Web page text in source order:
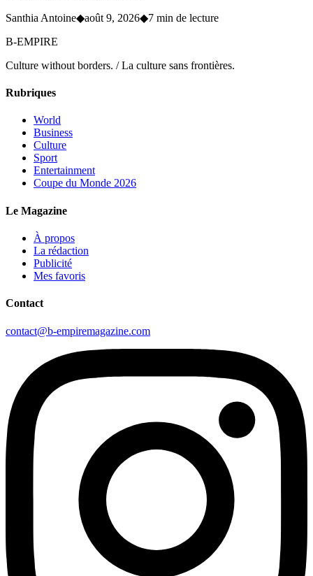
Santhia Antoine◆août 9, 2026◆7 min de lecture
B-EMPIRE
Culture without borders. / La culture sans frontières.
Rubriques
World
Business
Culture
Sport
Entertainment
Coupe du Monde 2026
Le Magazine
À propos
La rédaction
Publicité
Mes favoris
Contact
contact@b-empiremagazine.com